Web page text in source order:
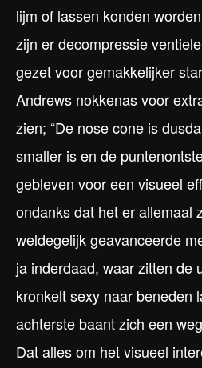
lijm of lassen konden
zijn er decompressie
gezet voor gemakkelijker
Andrews nokkenas voor
zien; “De nose cone is
smaller is en de
gebleven voor een visueel
ondanks dat het er allemaal
weldegelijk geavanceerde
ja inderdaad, waar zitten de
kronkelt sexy naar beneden
achterste baant zich een
Dat alles om het visueel